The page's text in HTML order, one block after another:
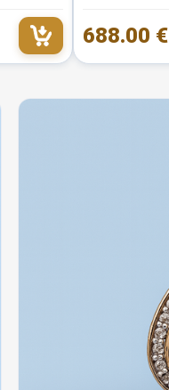
688.00 €